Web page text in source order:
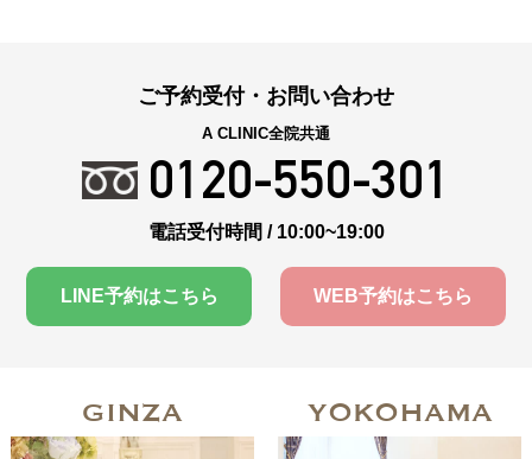
ご予約受付・お問い合わせ
A CLINIC全院共通
0120-550-301
電話受付時間 / 10:00~19:00
LINE予約はこちら WEB予約はこちら
GINZA YOKOHAMA